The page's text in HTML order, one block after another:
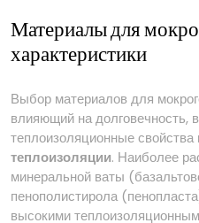
Материалы для
характеристики
Выбор материалов для
влияющий на долговечность,
теплоизоляционные
теплоизоляции. Наиболее
минеральной ваты
пенополистирола
высокими